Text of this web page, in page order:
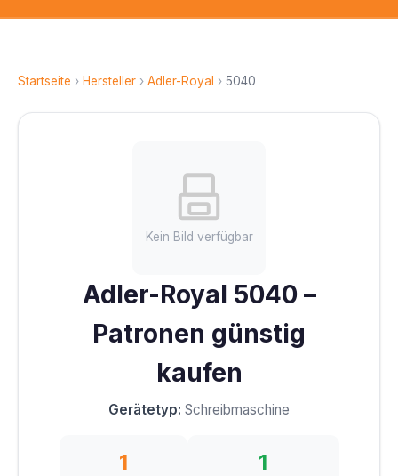
Startseite › Hersteller › Adler-Royal › 5040
Kein Bild verfügbar
Adler-Royal 5040 –
Patronen günstig
kaufen
Gerätetyp: Schreibmaschine
1 1